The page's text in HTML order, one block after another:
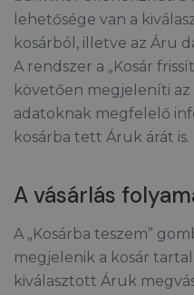
lehetősége van a
kosárból, illetve az Áru
A rendszer a „Kosár
követően megjeleníti
adatoknak megfelelő
kosárba tett Áruk árát is.
A vásárlás
A „Kosárba teszem”
megjelenik a kosár
kiválasztott Áruk